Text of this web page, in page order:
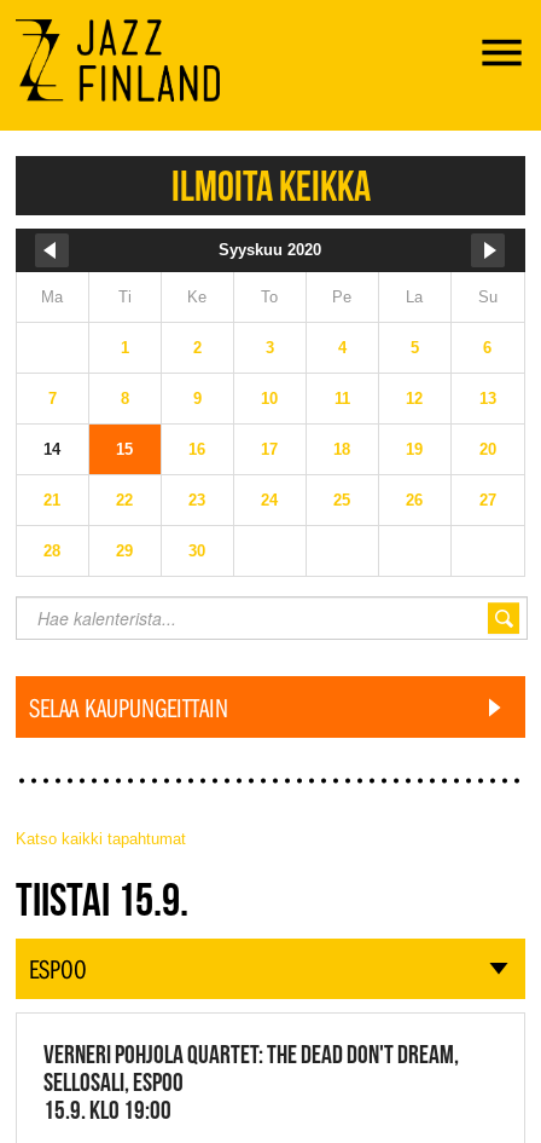
Menu
ILMOITA KEIKKA
Syyskuu 2020
Ma Ti Ke To Pe La Su
1 2 3 4 5 6
7 8 9 10 11 12 13
14 15 16 17 18 19 20
21 22 23 24 25 26 27
28 29 30
SELAA KAUPUNGEITTAIN
Katso kaikki tapahtumat
JAZZ FINLAND LIVE
TIISTAI 15.9.
ESPOO
VERNERI POHJOLA QUARTET: THE DEAD DON'T DREAM,
SELLOSALI, ESPOO
15.9. KLO 19:00